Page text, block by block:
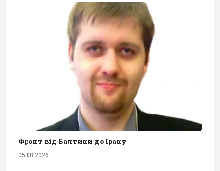
Фронт від Балтики до Іраку
05.08.2026